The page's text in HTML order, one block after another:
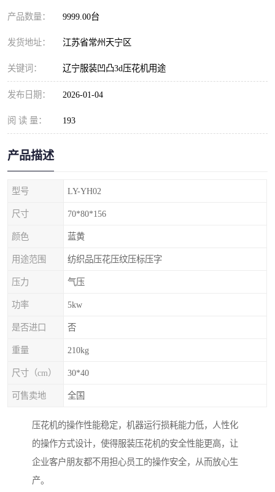
产品数量： 9999.00台
发货地址： 江苏省常州天宁区
关键词： 辽宁服装凹凸3d压花机用途
发布日期： 2026-01-04
阅 读 量： 193
产品描述
型号 LY-YH02
尺寸 70*80*156
颜色 蓝黄
用途范围 纺织品压花压纹压标压字
压力 气压
功率 5kw
是否进口 否
重量 210kg
尺寸（cm） 30*40
可售卖地 全国
压花机的操作性能稳定，机器运行损耗能力低，人性化
的操作方式设计，使得服装压花机的安全性能更高，让
企业客户朋友都不用担心员工的操作安全，从而放心生
产。